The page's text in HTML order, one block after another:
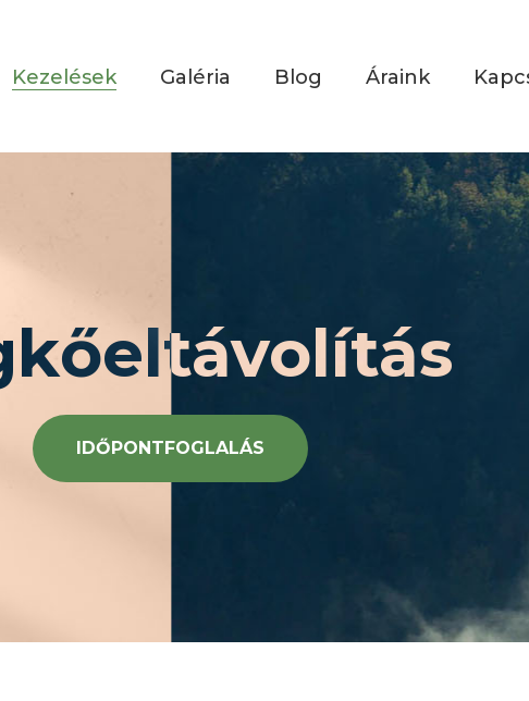
Kezelések Galéria Blog Áraink
IDŐPONTFOGLALÁS